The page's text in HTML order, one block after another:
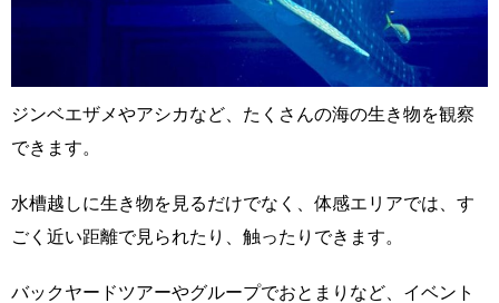
ジンベエザメやアシカなど、たくさんの海の生き物を観察
できます。
水槽越しに生き物を見るだけでなく、体感エリアでは、す
ごく近い距離で見られたり、触ったりできます。
バックヤードツアーやグループでおとまりなど、イベント